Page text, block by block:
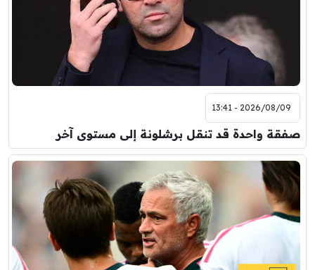
2026/08/09 - 13:41
صفقة واحدة قد تنقل برشلونة إلى مستوى آخر